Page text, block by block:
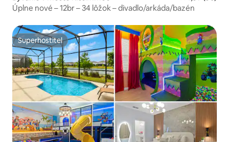
Úplne nové – 12br – 34 lôžok – divadlo/arkáda/bazén
Superhostiteľ
Superhostiteľ